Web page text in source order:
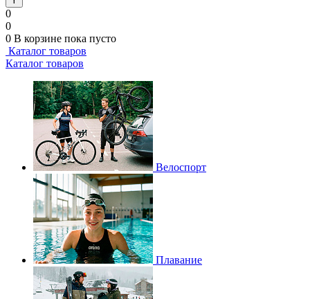
0
0
0 В корзине пока пусто
Каталог товаров
Каталог товаров
Велоспорт
Плавание